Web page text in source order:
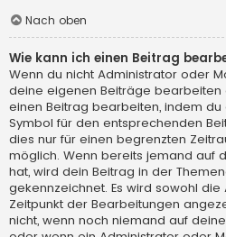
Nach oben
Wie kann ich einen Beitrag
Wenn du nicht Administrator oder
deine eigenen Beiträge bearbeiten
einen Beitrag bearbeiten, indem du
Symbol für den entsprechenden
dies nur für einen begrenzten
möglich. Wenn bereits jemand auf
hat, wird dein Beitrag in der
gekennzeichnet. Es wird sowohl
Zeitpunkt der Bearbeitungen
nicht, wenn noch niemand auf